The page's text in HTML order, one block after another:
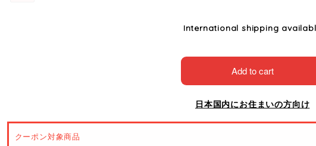
International shipping
Add to cart
日本国内にお住まいの方向け
クーポン対象商品